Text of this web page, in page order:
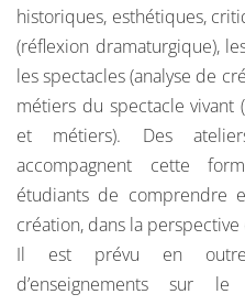
historiques, esthétiques,
(réflexion dramaturgique),
les spectacles (analyse de
métiers du spectacle vivant
et métiers). Des
accompagnent cette
étudiants de comprendre
création, dans la
Il est prévu en
d’enseignements sur